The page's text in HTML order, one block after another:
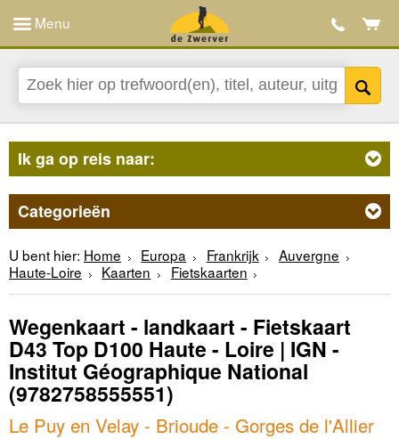
Menu
Ik ga op reis naar:
Categorieën
U bent hier: Home Europa Frankrijk
Auvergne
Haute-Loire
Kaarten Fietskaarten
Wegenkaart - landkaart - Fietskaart
D43 Top D100 Haute - Loire | IGN -
Institut Géographique National
(9782758555551)
Le Puy en Velay - Brioude - Gorges de l'Allier